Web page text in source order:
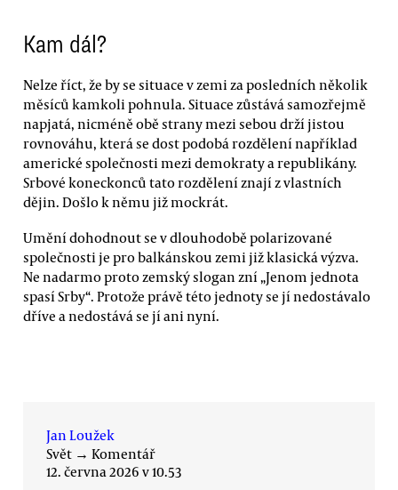
Kam dál?
Nelze říct, že by se situace v zemi za posledních několik
měsíců kamkoli pohnula. Situace zůstává samozřejmě
napjatá, nicméně obě strany mezi sebou drží jistou
rovnováhu, která se dost podobá rozdělení například
americké společnosti mezi demokraty a republikány.
Srbové koneckonců tato rozdělení znají z vlastních
dějin. Došlo k němu již mockrát.
Umění dohodnout se v dlouhodobě polarizované
společnosti je pro balkánskou zemi již klasická výzva.
Ne nadarmo proto zemský slogan zní „Jenom jednota
spasí Srby“. Protože právě této jednoty se jí nedostávalo
dříve a nedostává se jí ani nyní.
Jan Loužek
Svět → Komentář
12. června 2026 v 10.53